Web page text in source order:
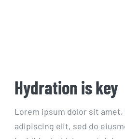
Hydration is key
Lorem ipsum dolor sit
adipiscing elit, sed do